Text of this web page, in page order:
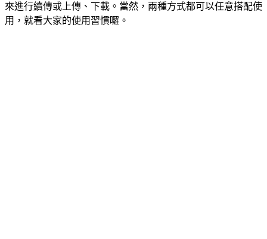
來進行續傳或上傳、下載。當然，兩種方式都可以任意搭配使
用，就看大家的使用習慣囉。